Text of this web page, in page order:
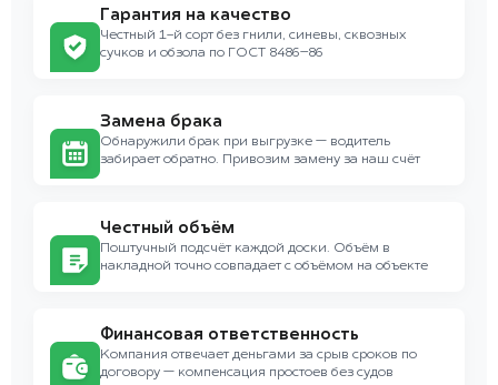
Гарантия на качество
Честный 1-й сорт без гнили, синевы, сквозных
сучков и обзола по ГОСТ 8486–86
Замена брака
Обнаружили брак при выгрузке — водитель
забирает обратно. Привозим замену за наш счёт
Честный объём
Поштучный подсчёт каждой доски. Объём в
накладной точно совпадает с объёмом на объекте
Финансовая ответственность
Компания отвечает деньгами за срыв сроков по
договору — компенсация простоев без судов